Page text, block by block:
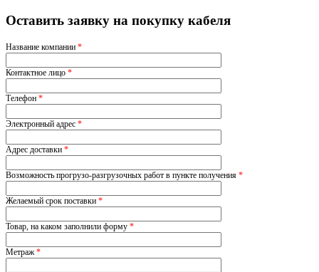
Оставить заявку на покупку кабеля
Название компании *
Контактное лицо *
Телефон *
Электронный адрес *
Адрес доставки *
Возможность прогрузо-разгрузочных работ в пункте получения *
Желаемый срок поставки *
Товар, на каком заполнили форму *
Метраж*